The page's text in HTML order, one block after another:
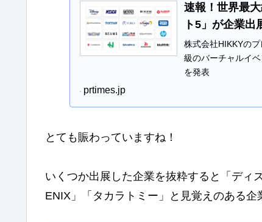
速報！世界最
ト5」が企業出
株式会社HIKKYの
級のバーチャルイ
を発表
prtimes.jp
とても賑わっていますね！
いくつか出展した企業を抜粋すると「ディ
ENIX」「タカラトミー」と見覚えのある企